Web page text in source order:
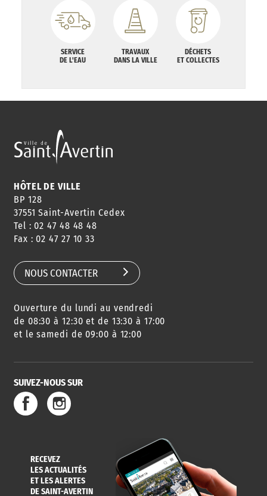
SERVICE
DE L'EAU
TRAVAUX
DANS LA VILLE
DÉCHETS
ET COLLECTES
HÔTEL DE VILLE
BP 128
37551 Saint-Avertin Cedex
Tel : 02 47 48 48 48
Fax : 02 47 27 10 33
NOUS CONTACTER
Ouverture du lundi au vendredi
de 08:30 à 12:30 et de 13:30 à 17:00
et le samedi de 09:00 à 12:00
SUIVEZ-NOUS SUR
RECEVEZ
LES ACTUALITÉS
ET LES ALERTES
DE SAINT-AVERTIN